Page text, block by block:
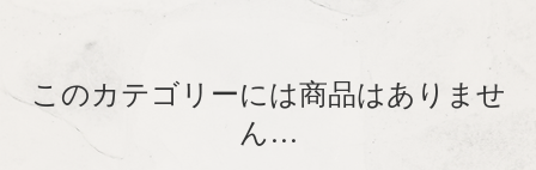
このカテゴリーには商品はありませ
ん…